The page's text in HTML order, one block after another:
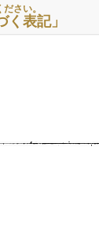
さい。
く表記」